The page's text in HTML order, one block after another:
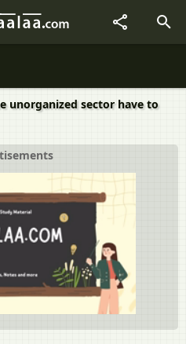
unorganized sector have to